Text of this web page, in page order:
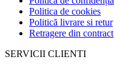
Politica de cookies
Politică livrare si retur
Retragere din contract
SERVICII CLIENTI